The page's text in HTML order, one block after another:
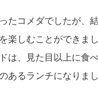
たコメダでしたが、
楽しむことができま
は、見た目以上に食
あるランチになりまし